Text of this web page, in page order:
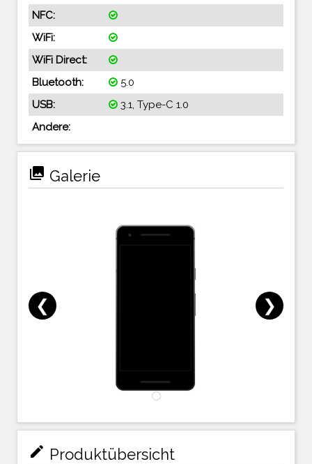
NFC:
WiFi:
WiFi Direct:
Bluetooth:
5.0
USB:
3.1, Type-C 1.0
Andere:
photo_library Galerie
❮ ❯
mode_edit Produktübersicht